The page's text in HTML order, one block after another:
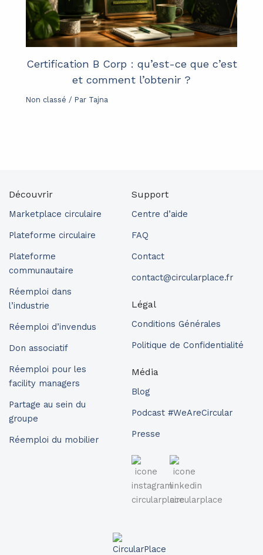
Certification B Corp : qu’est-ce que c’est
et comment l’obtenir ?
Non classé / Par Tajna
Découvrir
Marketplace circulaire
Plateforme circulaire
Plateforme
communautaire
Réemploi dans
l’industrie
Réemploi d’invendus
Don associatif
Réemploi pour les
facility managers
Partage au sein du
groupe
Réemploi du mobilier
Support
Centre d’aide
FAQ
Contact
contact@circularplace.fr
Légal
Conditions Générales
Politique de Confidentialité
Média
Blog
Podcast #WeAreCircular
Presse